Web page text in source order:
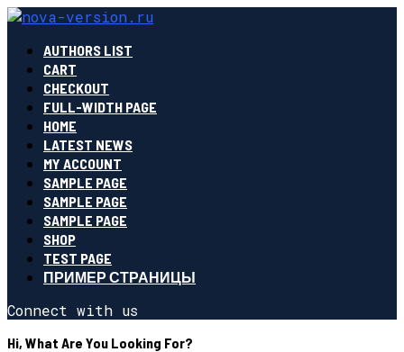
AUTHORS LIST
CART
CHECKOUT
FULL-WIDTH PAGE
HOME
LATEST NEWS
MY ACCOUNT
SAMPLE PAGE
SAMPLE PAGE
SAMPLE PAGE
SHOP
TEST PAGE
ПРИМЕР СТРАНИЦЫ
Connect with us
Hi, What Are You Looking For?